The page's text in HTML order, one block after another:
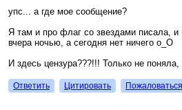
упс... а где мое сообщение?
Я там и про флаг со звездами писала,
вчера ночью, а сегодня нет ничего o_О
И здесь цензура???!!! Только не
Ответить Цитировать Пожаловаться